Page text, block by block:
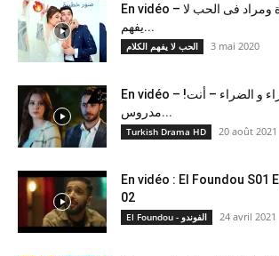
En vidéo – احدث صور حياة ومراد فى الحب لا
يفهم...
الحب لا يفهم الكلام 3 mai 2020
En vidéo – !مسلسل في السراء و الضراء – أنت
مدروس...
Turkish Drama HD 20 août 2021
En vidéo : El Foundou S01
02
El Foundou - الفوندو 24 avril 2021